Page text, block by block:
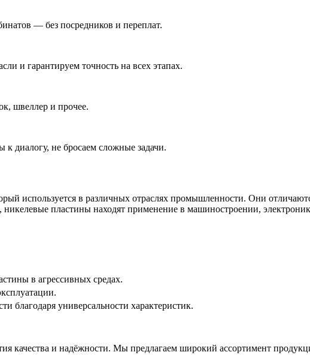
— без посредников и переплат.
и гарантируем точность на всех этапах.
швеллер и прочее.
диалогу, не бросаем сложные задачи.
используется в различных отраслях промышленности. Они
пластины находят применение в машиностроении,
в агрессивных средах.
благодаря универсальности характеристик.
и надёжности. Мы предлагаем широкий ассортимент